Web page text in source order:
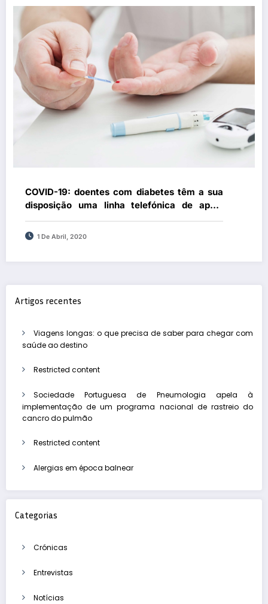
COVID-19: doentes com diabetes têm a sua
disposição uma linha telefónica de apoio
gratuita
1 De Abril, 2020
Artigos recentes
Viagens longas: o que precisa de saber para chegar com
saúde ao destino
Restricted content
Sociedade Portuguesa de Pneumologia apela à
implementação de um programa nacional de rastreio do
cancro do pulmão
Restricted content
Alergias em época balnear
Categorias
Crónicas
Entrevistas
Notícias